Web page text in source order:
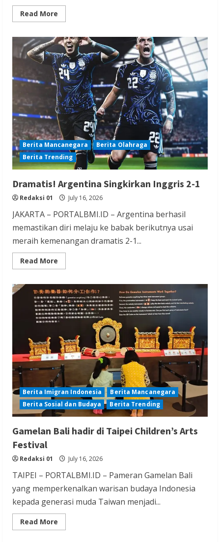
Read More
more
Group
International
Perkuat
Kemitraan
Internasioanl
bersama
UNLAK
Riau
Berita Mancanegara
Berita Olahraga
Berita Trending
Dramatis! Argentina Singkirkan Inggris 2-1
Redaksi 01 July 16, 2026
JAKARTA – PORTALBMI.ID – Argentina berhasil
memastikan diri melaju ke babak berikutnya usai
meraih kemenangan dramatis 2-1...
Read More
more
Argentina
Singkirkan
Inggris
2-
1
Berita Imigran Indonesia
Berita Mancanegara
Berita Sosial dan Budaya
Berita Trending
Gamelan Bali hadir di Taipei Children’s Arts
Festival
Redaksi 01 July 16, 2026
TAIPEI – PORTALBMI.ID – Pameran Gamelan Bali
yang memperkenalkan warisan budaya Indonesia
kepada generasi muda Taiwan menjadi...
Read More
more